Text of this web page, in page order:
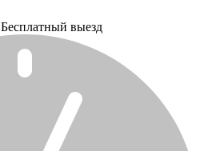
Бесплатный выезд